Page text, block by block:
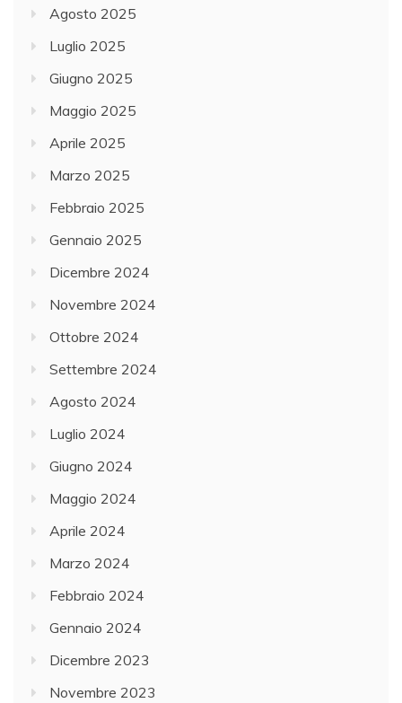
Agosto 2025
Luglio 2025
Giugno 2025
Maggio 2025
Aprile 2025
Marzo 2025
Febbraio 2025
Gennaio 2025
Dicembre 2024
Novembre 2024
Ottobre 2024
Settembre 2024
Agosto 2024
Luglio 2024
Giugno 2024
Maggio 2024
Aprile 2024
Marzo 2024
Febbraio 2024
Gennaio 2024
Dicembre 2023
Novembre 2023